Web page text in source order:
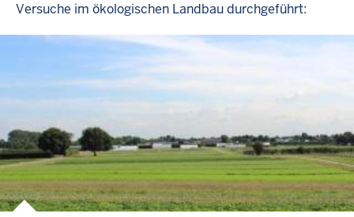
Versuche im ökologischen Landbau durchgeführt: